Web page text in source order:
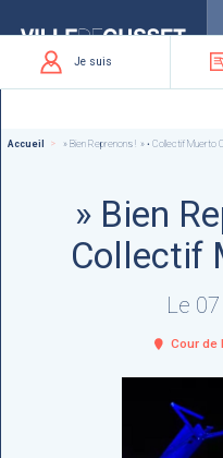
vous
Je suis
Accueil » Bien Reprenons ! » • Collectif Muerto
» Bien
Collectif
Le
Cour de